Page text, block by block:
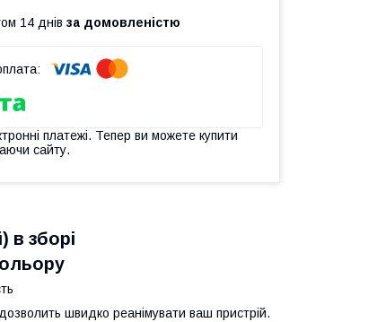
14 днів за домовленістю
платежі. Тепер ви можете купити
сайту.
в зборі
швидко реанімувати ваш пристрій.